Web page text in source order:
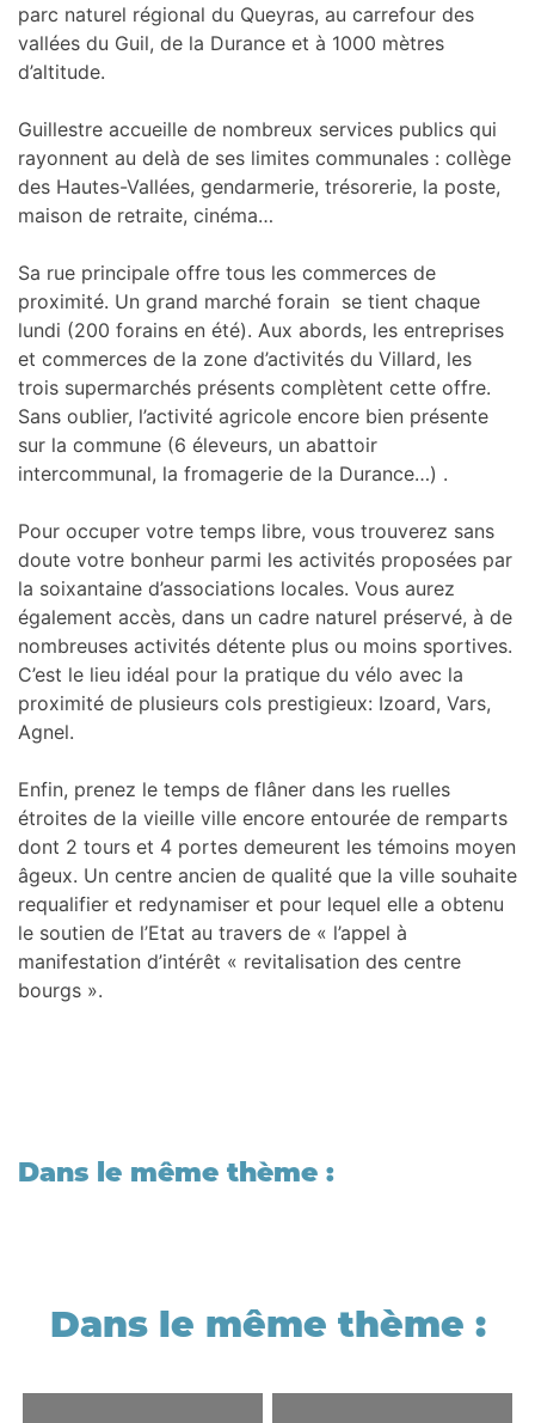
parc naturel régional du Queyras, au carrefour des
vallées du Guil, de la Durance et à 1000 mètres
d’altitude.
Guillestre accueille de nombreux services publics qui
rayonnent au delà de ses limites communales : collège
des Hautes-Vallées, gendarmerie, trésorerie, la poste,
maison de retraite, cinéma…
Sa rue principale offre tous les commerces de
proximité. Un grand marché forain se tient chaque
lundi (200 forains en été). Aux abords, les entreprises
et commerces de la zone d’activités du Villard, les
trois supermarchés présents complètent cette offre.
Sans oublier, l’activité agricole encore bien présente
sur la commune (6 éleveurs, un abattoir
intercommunal, la fromagerie de la Durance…) .
Pour occuper votre temps libre, vous trouverez sans
doute votre bonheur parmi les activités proposées par
la soixantaine d’associations locales. Vous aurez
également accès, dans un cadre naturel préservé, à de
nombreuses activités détente plus ou moins sportives.
C’est le lieu idéal pour la pratique du vélo avec la
proximité de plusieurs cols prestigieux: Izoard, Vars,
Agnel.
Enfin, prenez le temps de flâner dans les ruelles
étroites de la vieille ville encore entourée de remparts
dont 2 tours et 4 portes demeurent les témoins moyen
âgeux. Un centre ancien de qualité que la ville souhaite
requalifier et redynamiser et pour lequel elle a obtenu
le soutien de l’Etat au travers de « l’appel à
manifestation d’intérêt « revitalisation des centre
bourgs ».
Dans le même thème :